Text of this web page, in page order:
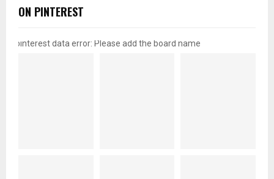
ON PINTEREST
pinterest data error: Please add the board name